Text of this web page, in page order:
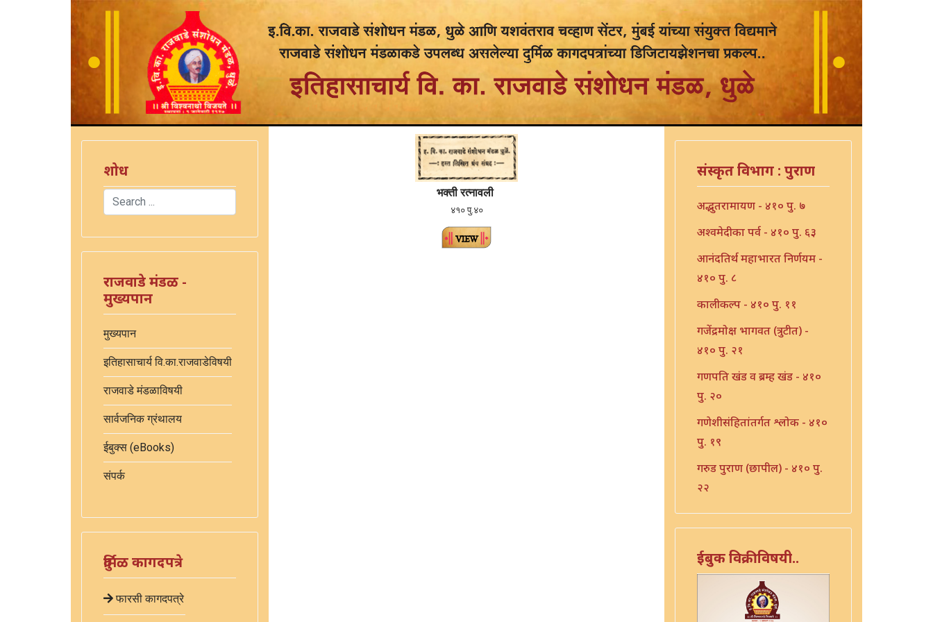
शोध
Search
राजवाडे मंडळ -
मुख्यपान
मुख्यपान
इतिहासाचार्य वि.का.राजवाडेविषयी
राजवाडे मंडळाविषयी
सार्वजनिक ग्रंथालय
ईबुक्स (eBooks)
संपर्क
दुर्मिळ कागदपत्रे
फारसी कागदपत्रे
भक्ती रत्नावली
४१० पु.४०
संस्कृत विभाग : पुराण
अद्भुतरामायण - ४१० पु. ७
अश्वमेदीका पर्व - ४१० पु. ६३
आनंदतिर्थ महाभारत निर्णयम -
४१० पु. ८
कालीकल्प - ४१० पु. ११
गजेंद्रमोक्ष भागवत (त्रुटीत) -
४१० पु. २१
गणपति खंड व ब्रम्ह खंड - ४१०
पु. २०
गणेशीसंहितांतर्गत श्लोक - ४१०
पु. १९
गरुड पुराण (छापील) - ४१० पु.
२२
गरुड पुराण प्रेतकल्प - ४१० पु.
२३
चतुःश्लोकी भागवत - ४१० पु.
४३
चतुःश्लोकी भागवत - ४१० पु.
ईबुक विक्रीविषयी..